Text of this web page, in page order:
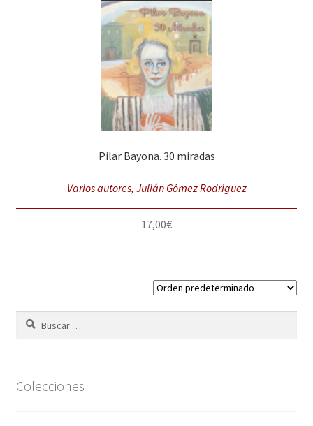
Pilar Bayona. 30 miradas
Varios autores, Julián Gómez Rodriguez
17,00€
Buscar:
Colecciones